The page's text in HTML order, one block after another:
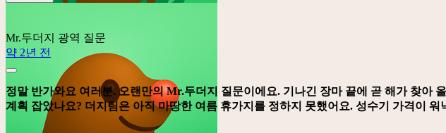
Mr.두더지
광역 질문
약 2년 전
정말 반가와요 여러분. 오랜만의 Mr.두더지 질문이에요. 기나긴 장마 끝에 곧 해가 찾아
계획 잡았나요? 더지팀은 아직 마땅한 여름 휴가지를 정하지 못했어요. 성수기 가격이